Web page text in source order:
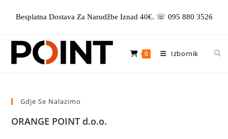
Besplatna Dostava Za Narudžbe Iznad 40€. ☏ 095 880 3526
0 Izbornik
Gdje Se Nalazimo
ORANGE POINT d.o.o.